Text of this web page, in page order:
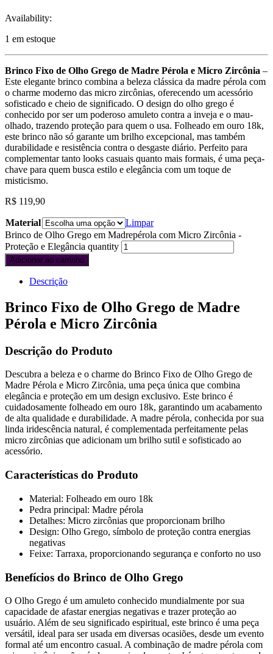
Availability:
1 em estoque
Brinco Fixo de Olho Grego de Madre Pérola e Micro Zircônia –
Este elegante brinco combina a beleza clássica da madre pérola com
o charme moderno das micro zircônias, oferecendo um acessório
sofisticado e cheio de significado. O design do olho grego é
conhecido por ser um poderoso amuleto contra a inveja e o mau-
olhado, trazendo proteção para quem o usa. Folheado em ouro 18k,
este brinco não só garante um brilho excepcional, mas também
durabilidade e resistência contra o desgaste diário. Perfeito para
complementar tanto looks casuais quanto mais formais, é uma peça-
chave para quem busca estilo e elegância com um toque de
misticismo.
R$ 119,90
Material
Limpar
Brinco de Olho Grego em Madrepérola com Micro Zircônia -
Proteção e Elegância quantity
Adicionar ao carrinho
Descrição
Brinco Fixo de Olho Grego de Madre
Pérola e Micro Zircônia
Descrição do Produto
Descubra a beleza e o charme do Brinco Fixo de Olho Grego de
Madre Pérola e Micro Zircônia, uma peça única que combina
elegância e proteção em um design exclusivo. Este brinco é
cuidadosamente folheado em ouro 18k, garantindo um acabamento
de alta qualidade e durabilidade. A madre pérola, conhecida por sua
linda iridescência natural, é complementada perfeitamente pelas
micro zircônias que adicionam um brilho sutil e sofisticado ao
acessório.
Características do Produto
Material: Folheado em ouro 18k
Pedra principal: Madre pérola
Detalhes: Micro zircônias que proporcionam brilho
Design: Olho Grego, símbolo de proteção contra energias
negativas
Feixe: Tarraxa, proporcionando segurança e conforto no uso
Benefícios do Brinco de Olho Grego
O Olho Grego é um amuleto conhecido mundialmente por sua
capacidade de afastar energias negativas e trazer proteção ao
usuário. Além de seu significado espiritual, este brinco é uma peça
versátil, ideal para ser usada em diversas ocasiões, desde um evento
formal até um encontro casual. A combinação de madre pérola com